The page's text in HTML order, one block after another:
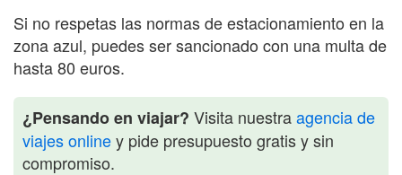
Si no respetas las normas de estacionamiento en la
zona azul, puedes ser sancionado con una multa de
hasta 80 euros.
¿Pensando en viajar? Visita nuestraagencia de
viajes onliney pide presupuesto gratis y sin
compromiso.